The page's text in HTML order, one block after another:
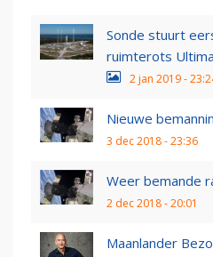
Sonde stuurt
ruimterots
2 jan 2019 -
Nieuwe
3 dec 2018 - 23:36
Weer bemande
2 dec 2018 - 20:01
Maanlander